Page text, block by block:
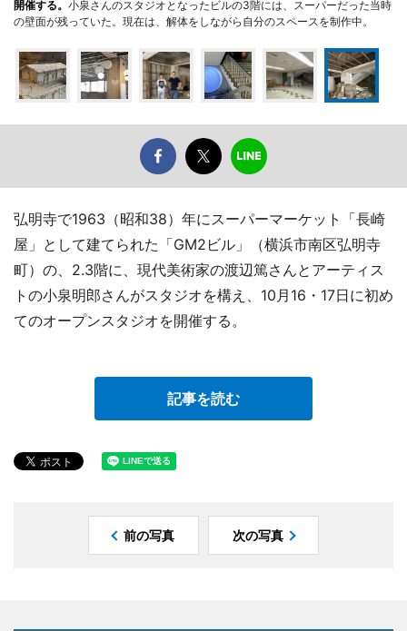
開催する。 小泉さんのスタジオとなったビルの3階には、スーパーだった当時
の壁面が残っていた。現在は、解体をしながら自分のスペースを制作中。
弘明寺で1963（昭和38）年にスーパーマーケット「長崎
屋」として建てられた「GM2ビル」（横浜市南区弘明寺
町）の、2.3階に、現代美術家の渡辺篤さんとアーティス
トの小泉明郎さんがスタジオを構え、10月16・17日に初め
てのオープンスタジオを開催する。
記事を読む
前の写真 次の写真